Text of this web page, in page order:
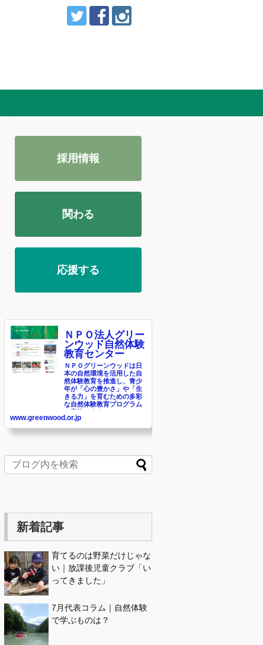
採用情報
関わる
応援する
ＮＰＯ法人グリー
ンウッド自然体験
教育センター
ＮＰＯグリーンウッドは日
本の自然環境を活用した自
然体験教育を推進し、青少
年が「心の豊かさ」や「生
きる力」を育むための多彩
な自然体験教育プログラム
を実施します。
www.greenwood.or.jp
新着記事
育てるのは野菜だけじゃな
い｜放課後児童クラブ「い
ってきました」
7月代表コラム｜自然体験
で学ぶものは？